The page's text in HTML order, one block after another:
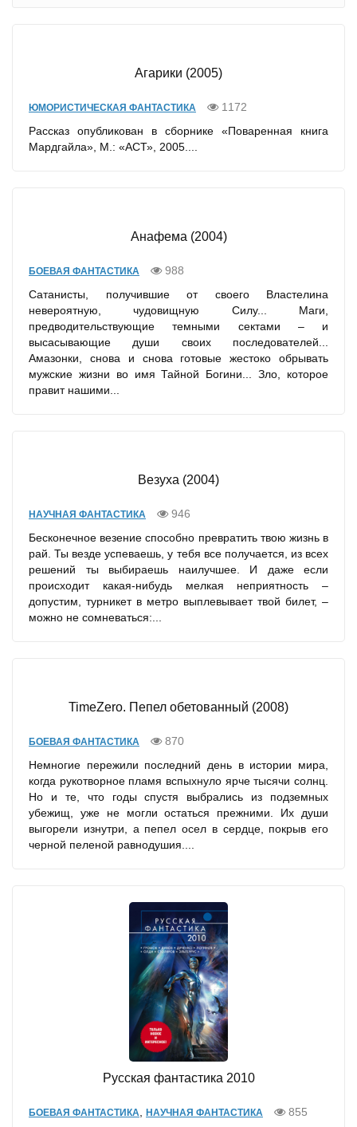
Агарики (2005)
ЮМОРИСТИЧЕСКАЯ ФАНТАСТИКА
1172
Рассказ опубликован в сборнике «Поваренная книга
Мардгайла», М.: «АСТ», 2005....
Анафема (2004)
БОЕВАЯ ФАНТАСТИКА
988
Сатанисты, получившие от своего Властелина
невероятную, чудовищную Силу... Маги,
предводительствующие темными сектами – и
высасывающие души своих последователей...
Амазонки, снова и снова готовые жестоко обрывать
мужские жизни во имя Тайной Богини... Зло, которое
правит нашими...
Везуха (2004)
НАУЧНАЯ ФАНТАСТИКА
946
Бесконечное везение способно превратить твою жизнь в
рай. Ты везде успеваешь, у тебя все получается, из всех
решений ты выбираешь наилучшее. И даже если
происходит какая-нибудь мелкая неприятность –
допустим, турникет в метро выплевывает твой билет, –
можно не сомневаться:...
TimeZero. Пепел обетованный (2008)
БОЕВАЯ ФАНТАСТИКА
870
Немногие пережили последний день в истории мира,
когда рукотворное пламя вспыхнуло ярче тысячи солнц.
Но и те, что годы спустя выбрались из подземных
убежищ, уже не могли остаться прежними. Их души
выгорели изнутри, а пепел осел в сердце, покрыв его
черной пеленой равнодушия....
Русская фантастика 2010
БОЕВАЯ ФАНТАСТИКА НАУЧНАЯ ФАНТАСТИКА 855